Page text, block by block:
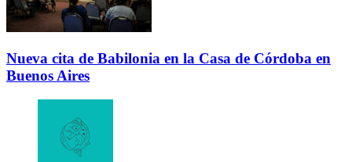
Nueva cita de Babilonia en la Casa de Córdoba en
Buenos Aires